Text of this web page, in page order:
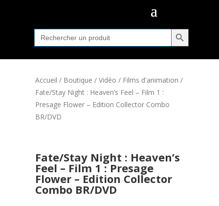
Search
for:
Search Button
Accueil / Boutique / Vidéo / Films d'animation /
Fate/Stay Night : Heaven’s Feel – Film 1 :
Presage Flower – Edition Collector Combo
BR/DVD
Fate/Stay Night : Heaven’s
Feel – Film 1 : Presage
Flower – Edition Collector
Combo BR/DVD